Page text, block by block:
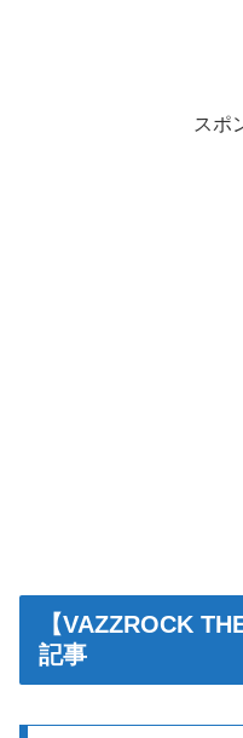
スポ
【VAZZROCK
記事